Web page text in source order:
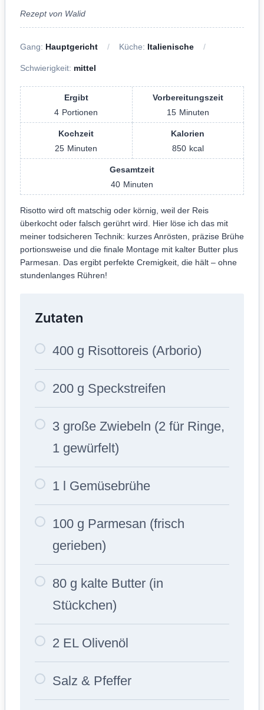
Rezept von Walid
Gang: Hauptgericht Küche: Italienische
Schwierigkeit: mittel
Ergibt
4 Portionen
Vorbereitungszeit
15 Minuten
Kochzeit
25 Minuten
Kalorien
850 kcal
Gesamtzeit
40 Minuten
Risotto wird oft matschig oder körnig, weil der Reis
überkocht oder falsch gerührt wird. Hier löse ich das mit
meiner todsicheren Technik: kurzes Anrösten, präzise Brühe
portionsweise und die finale Montage mit kalter Butter plus
Parmesan. Das ergibt perfekte Cremigkeit, die hält – ohne
stundenlanges Rühren!
Zutaten
400 g Risottoreis (Arborio)
200 g Speckstreifen
3 große Zwiebeln (2 für Ringe,
1 gewürfelt)
1 l Gemüsebrühe
100 g Parmesan (frisch
gerieben)
80 g kalte Butter (in
Stückchen)
2 EL Olivenöl
Salz & Pfeffer